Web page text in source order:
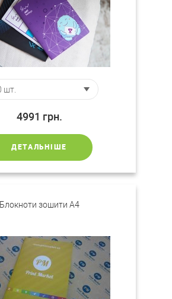
4991 грн.
ДЕТАЛЬНІШЕ
Блокноти зошити A4